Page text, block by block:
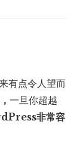
有点令人望而
一旦你超越
非常容